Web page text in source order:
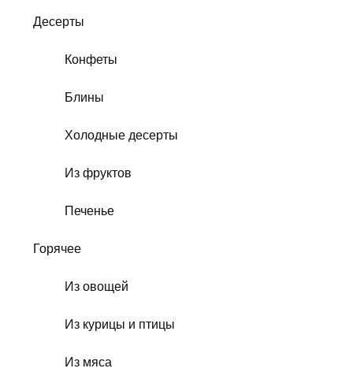
Десерты
Конфеты
Блины
Холодные десерты
Из фруктов
Печенье
Горячее
Из овощей
Из курицы и птицы
Из мяса